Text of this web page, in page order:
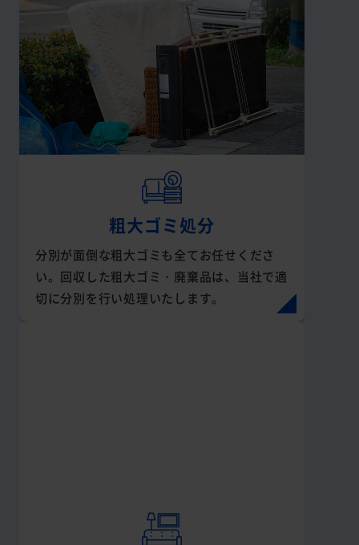
粗大ゴミ処分
分別が面倒な粗大ゴミも全てお任せくださ
い。回収した粗大ゴミ・廃棄品は、当社で適
切に分別を行い処理いたします。